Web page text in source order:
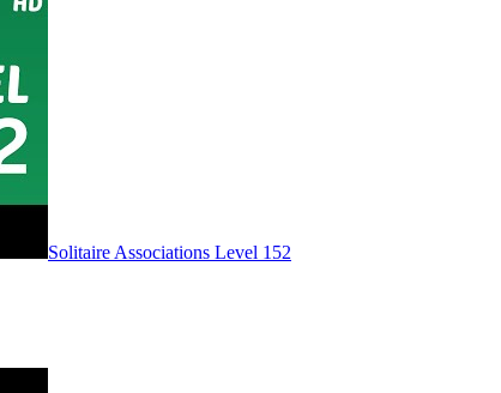
Level 152